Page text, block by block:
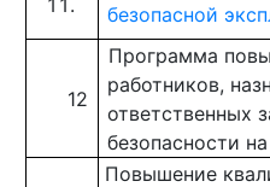
безопасной
12
Программа
работников,
ответственных
безопасности
Повышение